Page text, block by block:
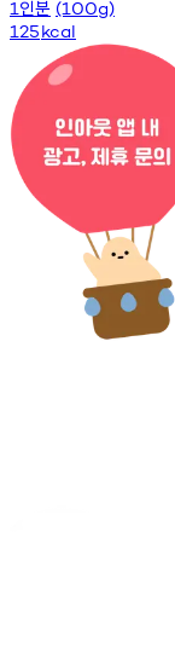
1 인분 (100g)
125kcal